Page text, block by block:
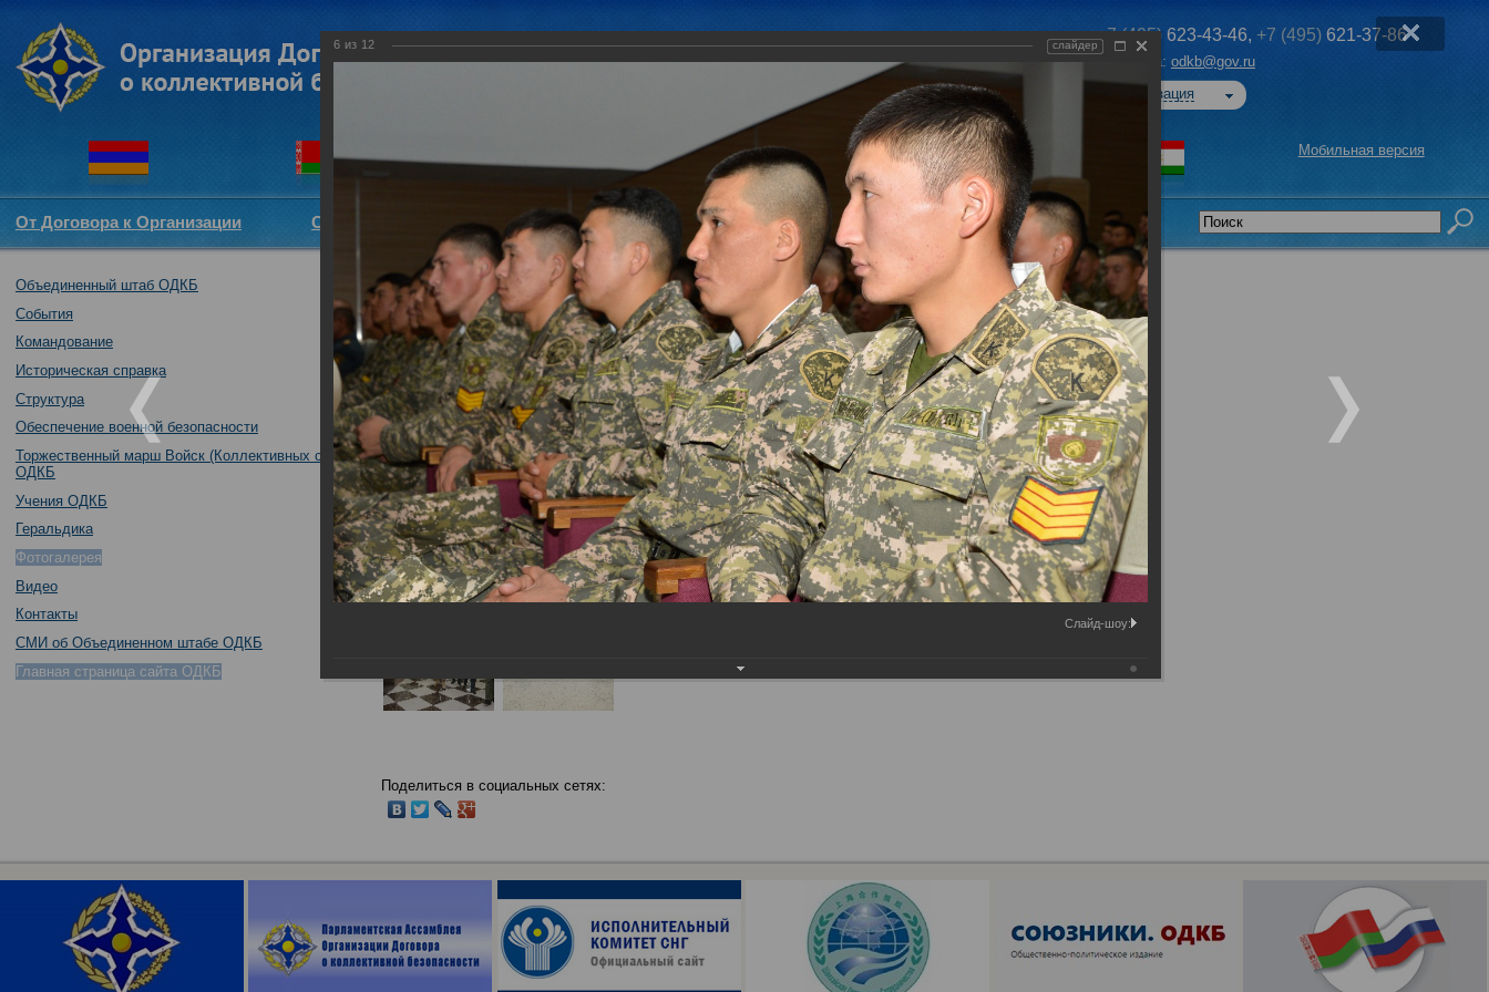
+7 (495) 623-43-46, +7 (495) 621-37-86
Эл. почта: odkb@gov.ru
Авторизация
Мобильная версия
От Договора к Организации Структура ОДКБ Новости Документы Аналитика Приоритеты председательства
Объединенный штаб ОДКБ
События
Командование
Историческая справка
Структура
Обеспечение военной безопасности
Торжественный марш Войск (Коллективных сил)
ОДКБ
Учения ОДКБ
Геральдика
Фотогалерея
Видео
Контакты
СМИ об Объединенном штабе ОДКБ
Главная страница сайта ОДКБ
Начальник Объединенного штаба ОДКБ провел рабочую встречу с военнослужащими,
прибывшими на обучение в ВУЗы Министерства обороны Республики Казахстан
03.10.2018
Поделиться в социальных сетях:
6 из 12 слайдер
Слайд-шоу: